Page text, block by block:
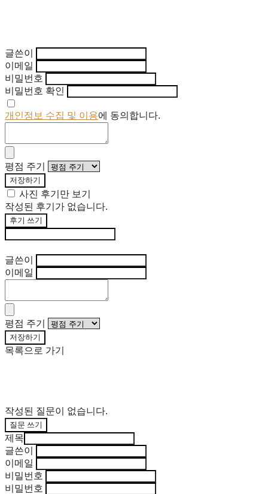
글쓴이
이메일
비밀번호
비밀번호 확인
개인정보 수집 및 이용에 동의합니다.
평점 주기
저장하기
사진 후기만 보기
작성된 후기가 없습니다.
후기 쓰기
글쓴이
이메일
평점 주기
저장하기
목록으로 가기
작성된 질문이 없습니다.
질문 쓰기
제목
글쓴이
이메일
비밀번호
비밀번호